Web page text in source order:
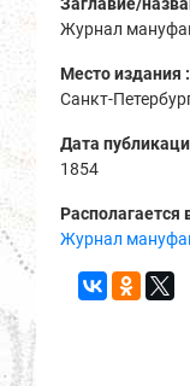
Журнал
Место издания :
Санкт-
Дата
1854
Располагается
Журнал